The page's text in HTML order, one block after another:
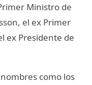
Ministro de
el ex Primer
ex Presidente de
como los